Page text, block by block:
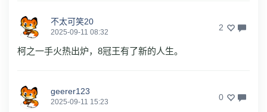
不太可笑20
2025-09-11 08:32 2
柯之一手火热出炉，8冠王有了新的人生。
geerer123
2025-09-11 15:23 0